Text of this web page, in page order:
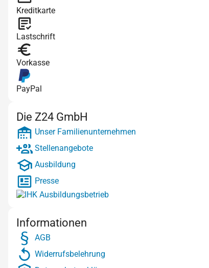
Kreditkarte
Lastschrift
Vorkasse
PayPal
Die Z24 GmbH
Unser Familienunternehmen
Stellenangebote
Ausbildung
Presse
Informationen
AGB
Widerrufsbelehrung